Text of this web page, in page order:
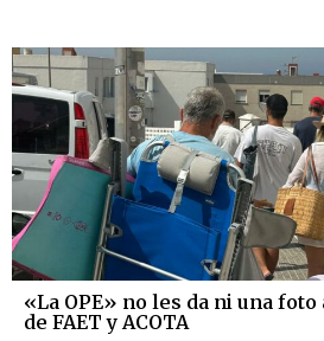
«La OPE» no les da ni una
de FAET y ACOTA